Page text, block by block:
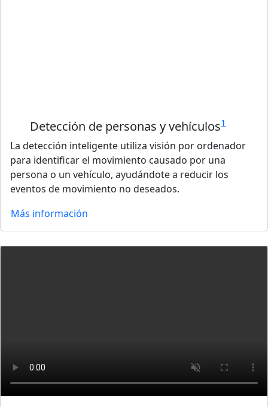
Detección de personas y vehículos1
La detección inteligente utiliza visión por ordenador
para identificar el movimiento causado por una
persona o un vehículo, ayudándote a reducir los
eventos de movimiento no deseados.
Más información